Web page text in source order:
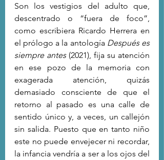
Son los vestigios del adulto que,
descentrado o “fuera de foco”,
como escribiera Ricardo Herrera en
el prólogo a la antología Después es
siempre antes (2021), fija su atención
en ese pozo de la memoria con
exagerada atención, quizás
demasiado consciente de que el
retorno al pasado es una calle de
sentido único y, a veces, un callejón
sin salida. Puesto que en tanto niño
este no puede envejecer ni recordar,
la infancia vendría a ser a los ojos del